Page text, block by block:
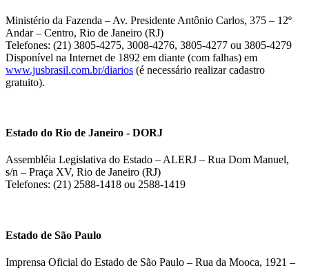
Ministério da Fazenda – Av. Presidente Antônio Carlos, 375 – 12º
Andar – Centro, Rio de Janeiro (RJ)
Telefones: (21) 3805-4275, 3008-4276, 3805-4277 ou 3805-4279
Disponível na Internet de 1892 em diante (com falhas) em
www.jusbrasil.com.br/diarios (é necessário realizar cadastro
gratuito).
Estado do Rio de Janeiro - DORJ
Assembléia Legislativa do Estado – ALERJ – Rua Dom Manuel,
s/n – Praça XV, Rio de Janeiro (RJ)
Telefones: (21) 2588-1418 ou 2588-1419
Estado de São Paulo
Imprensa Oficial do Estado de São Paulo – Rua da Mooca, 1921 –